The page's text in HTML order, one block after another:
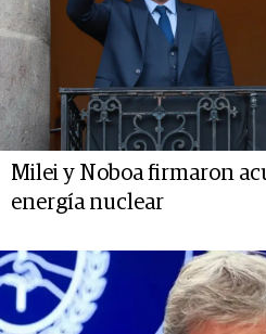
Milei y Noboa firmaron
energía nuclear